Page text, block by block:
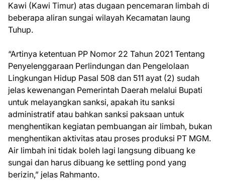
Kawi (Kawi Timur) atas dugaan pencemaran limbah di
beberapa aliran sungai wilayah Kecamatan laung
Tuhup.
“Artinya ketentuan PP Nomor 22 Tahun 2021 Tentang
Penyelenggaraan Perlindungan dan Pengelolaan
Lingkungan Hidup Pasal 508 dan 511 ayat (2) sudah
jelas kewenangan Pemerintah Daerah melalui Bupati
untuk melayangkan sanksi, apakah itu sanksi
administratif atau bahkan sanksi paksaan untuk
menghentikan kegiatan pembuangan air limbah, bukan
menghentikan aktivitas atau proses produksi PT MGM.
Air limbah ini tidak boleh lagi langsung dibuang ke
sungai dan harus dibuang ke settling pond yang
berizin,” jelas Rahmanto.